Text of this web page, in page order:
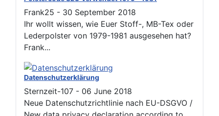
Frank25 - 30 September 2018
Ihr wollt wissen, wie Euer Stoff-, MB-Tex oder
Lederpolster von 1979-1981 ausgesehen hat?
Frank...
Datenschutzerklärung
Sternzeit-107 - 06 June 2018
Neue Datenschutzrichtlinie nach EU-DSGVO /